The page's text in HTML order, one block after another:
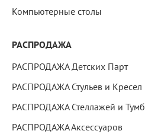
Компьютерные столы
РАСПРОДАЖА
РАСПРОДАЖА Детских Парт
РАСПРОДАЖА Стульев и Кресел
РАСПРОДАЖА Стеллажей и Тумб
РАСПРОДАЖА Аксессуаров